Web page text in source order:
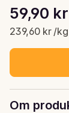
Gjeldende
59,90 kr
239,60 kr /kg
Stykkpris:
Om